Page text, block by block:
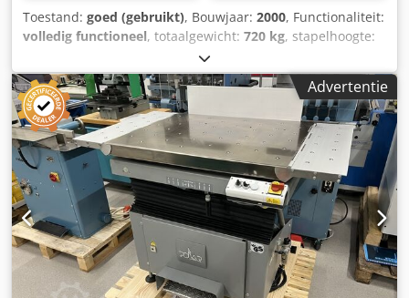
Toestand: goed (gebruikt), Bouwjaar: 2000, Functionaliteit:
volledig functioneel, totaalgewicht: 720 kg, stapelhoogte:
, persluchtaansluiting:
1.450 mm, invoedingsdiepte:1.135 mm, Uitrusting:
documentatie / handleiding
, met luchtafstrijkwals,
afstrijken 1 of 2 keer mogelijk Codpfxjywxd Ao Ab Ajrf
Verchroomde luchttafel Rechts-/links-triloptie
Neigingsverstelling Trilsnelheid instelbaar Tafelafmeting
1.130 x 1.400 mm Min. laaghoogte 30 mm Max. laaghoogte
165 mm Tafelhoogte 890 - 990 mm
Advertentie